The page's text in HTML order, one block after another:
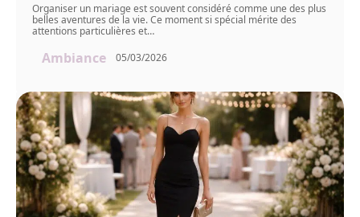
Organiser un mariage est souvent considéré comme une des plus
belles aventures de la vie. Ce moment si spécial mérite des
attentions particulières et…
Ambiance 05/03/2026